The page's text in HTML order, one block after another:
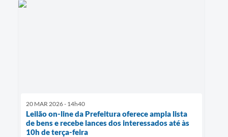
20 MAR 2026 - 14h40
Leilão on-line da Prefeitura oferece ampla lista
de bens e recebe lances dos interessados até às
10h de terça-feira